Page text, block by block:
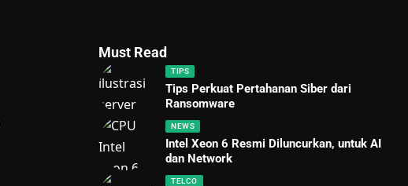
Must Read
TIPS
Tips Perkuat Pertahanan Siber dari
Ransomware
NEWS
Intel Xeon 6 Resmi Diluncurkan, untuk AI
dan Network
TELCO